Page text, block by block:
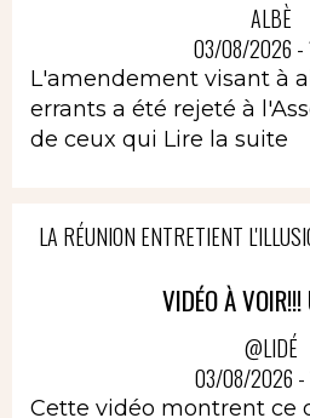
ALBÈ
03/08/2026 -
L'amendement visant à
errants a été rejeté à
de ceux qui Lire la suite
LA RÉUNION ENTRETIENT
VIDÉO À VOIR!!!
@LIDÉ
03/08/2026 -
Cette vidéo montrent ce